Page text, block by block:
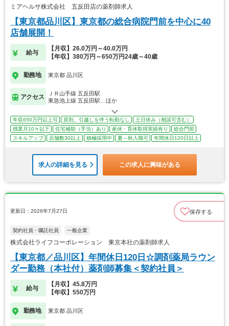
ミアヘルサ株式会社 五反田店の薬剤師求人
【東京都品川区】東京都の総合病院門前を中心に40
店舗展開！
給与
【月収】26.0万円～40.0万円
【年収】380万円～650万円24歳～40歳
勤務地 東京都 品川区
アクセス
ＪＲ山手線 五反田駅
東急池上線 五反田駅…ほか
年収650万円以上可 原則、引越しを伴う転勤なし
土日休み（相談可含む）
残業月10ｈ以下
住宅補助（手当）あり 産休・育休取得実績有り
総合門前
スキルアップ
店舗数30以上 積極採用中 夏～秋入職可 年間休日120日以上
求人の詳細を見る この求人に興味がある
更新日：2026年7月27日 保存する
契約社員・嘱託社員 一般企業
株式会社ライフコーポレーション 東京本社の薬剤師求人
【東京都／品川区】年間休日120日☆調剤薬局ラウン
ダー勤務（本社付）薬剤師募集＜契約社員＞
給与
【月収】45.8万円
【年収】550万円
勤務地 東京都 品川区